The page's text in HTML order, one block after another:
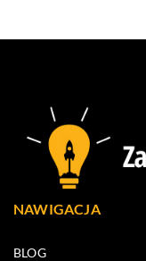
NAWIGACJA
BLOG